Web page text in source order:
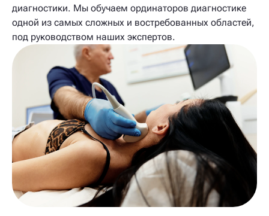
диагностики. Мы обучаем ординаторов диагностике
одной из самых сложных и востребованных областей,
под руководством наших экспертов.